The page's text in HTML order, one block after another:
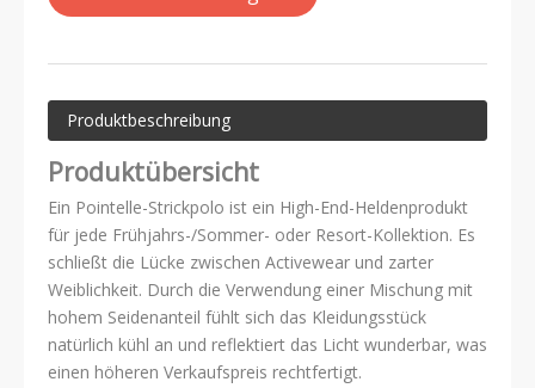
Produktbeschreibung
Produktübersicht
Ein Pointelle-Strickpolo ist ein High-End-Heldenprodukt
für jede Frühjahrs-/Sommer- oder Resort-Kollektion. Es
schließt die Lücke zwischen Activewear und zarter
Weiblichkeit. Durch die Verwendung einer Mischung mit
hohem Seidenanteil fühlt sich das Kleidungsstück
natürlich kühl an und reflektiert das Licht wunderbar, was
einen höheren Verkaufspreis rechtfertigt.